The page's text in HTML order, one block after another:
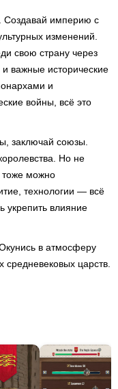
Создавай империю с
изменений.
свою страну через
важные исторические
и
войны, всё это
заключай союзы.
Но не
тоже можно
технологии — всё
укрепить влияние
в атмосферу
царств.